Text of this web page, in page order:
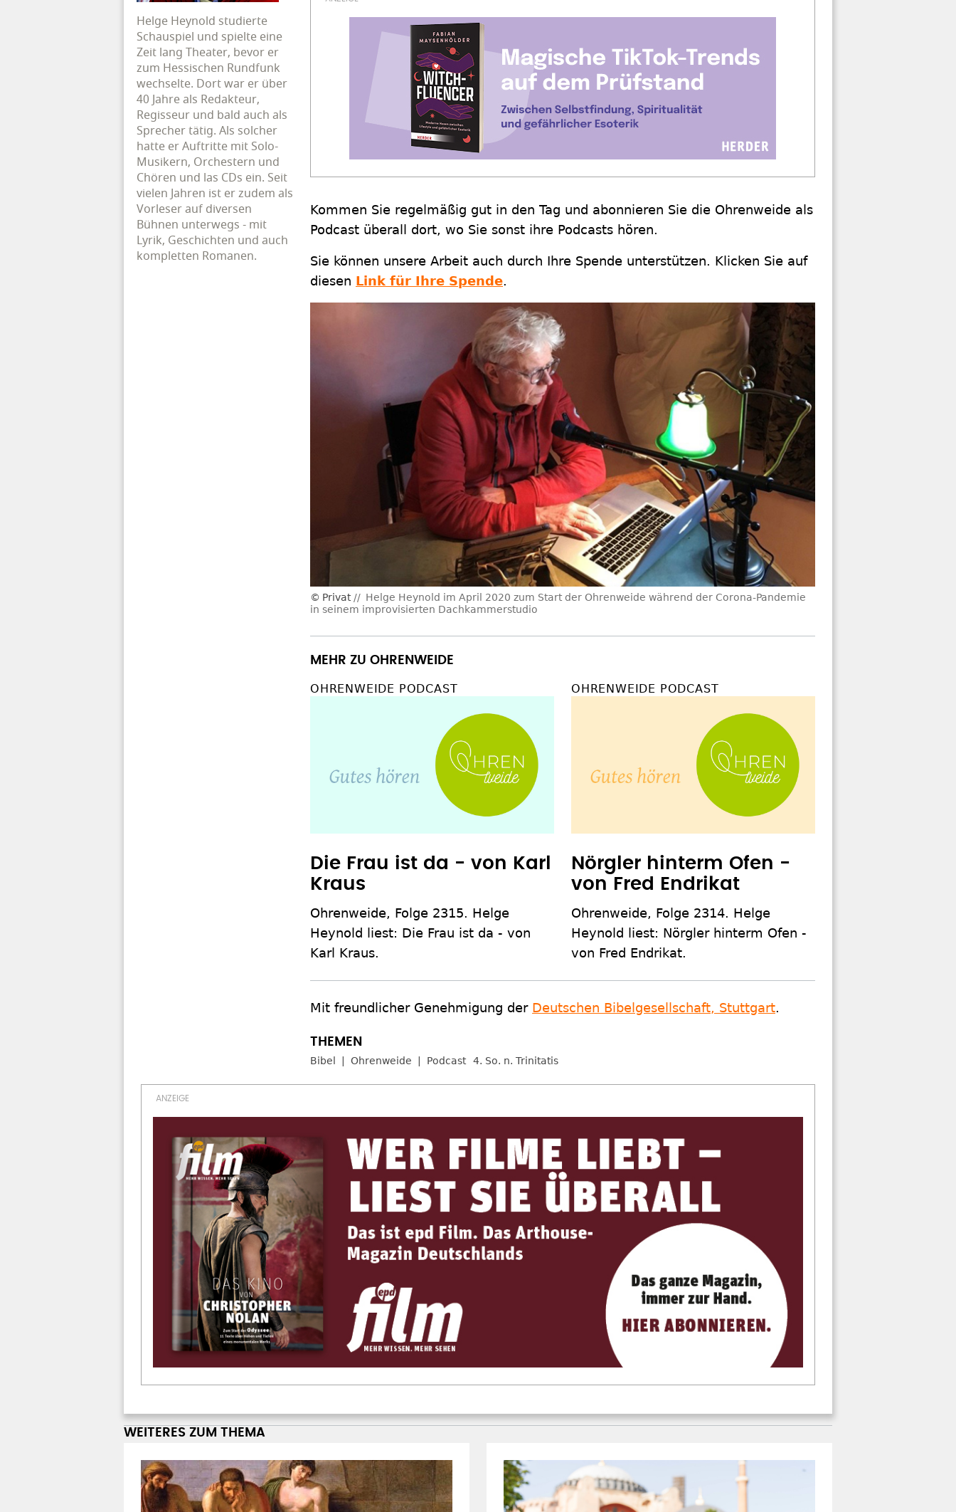
Helge Heynold studierte
Schauspiel und spielte eine
Zeit lang Theater, bevor er
zum Hessischen Rundfunk
wechselte. Dort war er über
40 Jahre als Redakteur,
Regisseur und bald auch als
Sprecher tätig. Als solcher
hatte er Auftritte mit Solo-
Musikern, Orchestern und
Chören und las CDs ein. Seit
vielen Jahren ist er zudem als
Vorleser auf diversen
Bühnen unterwegs - mit
Lyrik, Geschichten und auch
kompletten Romanen.
Kommen Sie regelmäßig gut in den Tag und abonnieren Sie die Ohrenweide als
Podcast überall dort, wo Sie sonst ihre Podcasts hören.
Sie können unsere Arbeit auch durch Ihre Spende unterstützen. Klicken Sie auf
diesen Link für Ihre Spende.
Privat
Helge Heynold im April 2020 zum Start der Ohrenweide während der Corona-Pandemie
in seinem improvisierten Dachkammerstudio
MEHR ZU OHRENWEIDE
OHRENWEIDE PODCAST
Die Frau ist da - von Karl
Kraus
Ohrenweide, Folge 2315. Helge
Heynold liest: Die Frau ist da - von
Karl Kraus.
OHRENWEIDE PODCAST
Nörgler hinterm Ofen -
von Fred Endrikat
Ohrenweide, Folge 2314. Helge
Heynold liest: Nörgler hinterm Ofen -
von Fred Endrikat.
Mit freundlicher Genehmigung der Deutschen Bibelgesellschaft, Stuttgart.
Bibel Ohrenweide Podcast 4. So. n. Trinitatis
WEITERES ZUM THEMA